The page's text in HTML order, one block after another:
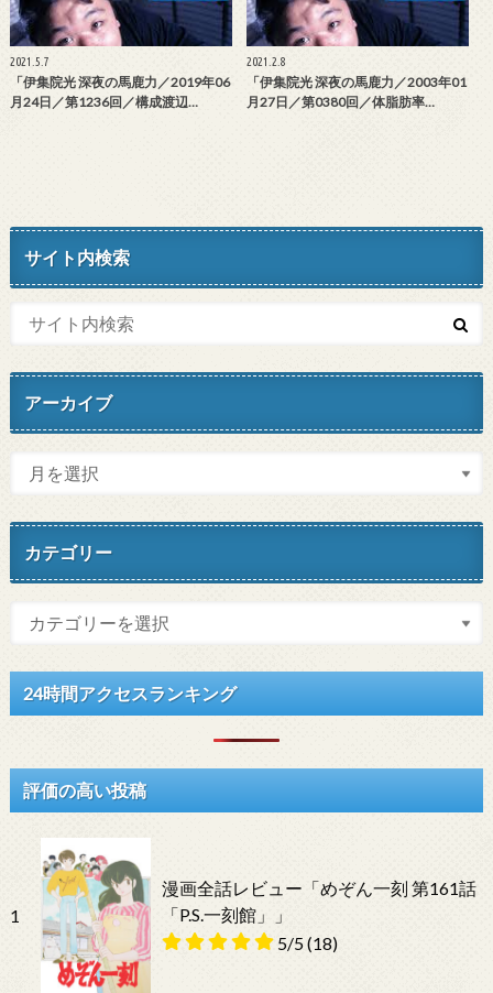
2021.5.7
「伊集院光 深夜の馬鹿力／2019年06
月24日／第1236回／構成渡辺…
2021.2.8
「伊集院光 深夜の馬鹿力／2003年01
月27日／第0380回／体脂肪率…
サイト内検索
アーカイブ
カテゴリー
24時間アクセスランキング
評価の高い投稿
1
漫画全話レビュー「めぞん一刻 第161話
「P.S.一刻館」」
5/5(18)